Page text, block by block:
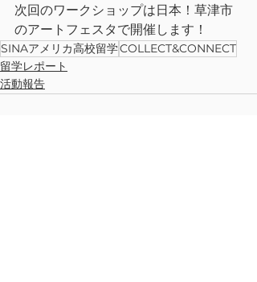
次回のワークショップは日本！草津市
のアートフェスタで開催します！
SINAアメリカ高校留学COLLECT&CONNECT
留学レポート
活動報告